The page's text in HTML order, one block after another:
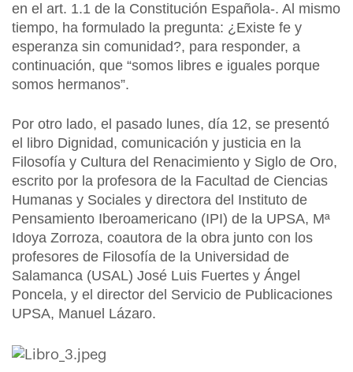
en el art. 1.1 de la Constitución Española-. Al mismo
tiempo, ha formulado la pregunta: ¿Existe fe y
esperanza sin comunidad?, para responder, a
continuación, que “somos libres e iguales porque
somos hermanos”.
Por otro lado, el pasado lunes, día 12, se presentó
el libro Dignidad, comunicación y justicia en la
Filosofía y Cultura del Renacimiento y Siglo de Oro,
escrito por la profesora de la Facultad de Ciencias
Humanas y Sociales y directora del Instituto de
Pensamiento Iberoamericano (IPI) de la UPSA, Mª
Idoya Zorroza, coautora de la obra junto con los
profesores de Filosofía de la Universidad de
Salamanca (USAL) José Luis Fuertes y Ángel
Poncela, y el director del Servicio de Publicaciones
UPSA, Manuel Lázaro.